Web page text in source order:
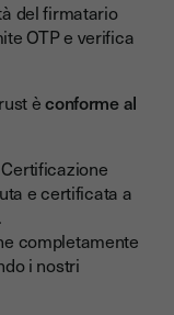
del firmatario
OTP e verifica
èconforme al
e certificata a
completamente
i nostri